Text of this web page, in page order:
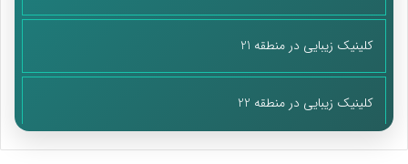
کلینیک زیبایی در منطقه 21
کلینیک زیبایی در منطقه 22